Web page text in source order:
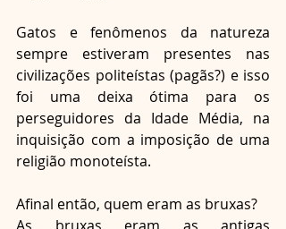
Gatos e fenômenos da natureza
sempre estiveram presentes nas
civilizações politeístas (pagãs?) e isso
foi uma deixa ótima para os
perseguidores da Idade Média, na
inquisição com a imposição de uma
religião monoteísta.
Afinal então, quem eram as bruxas?